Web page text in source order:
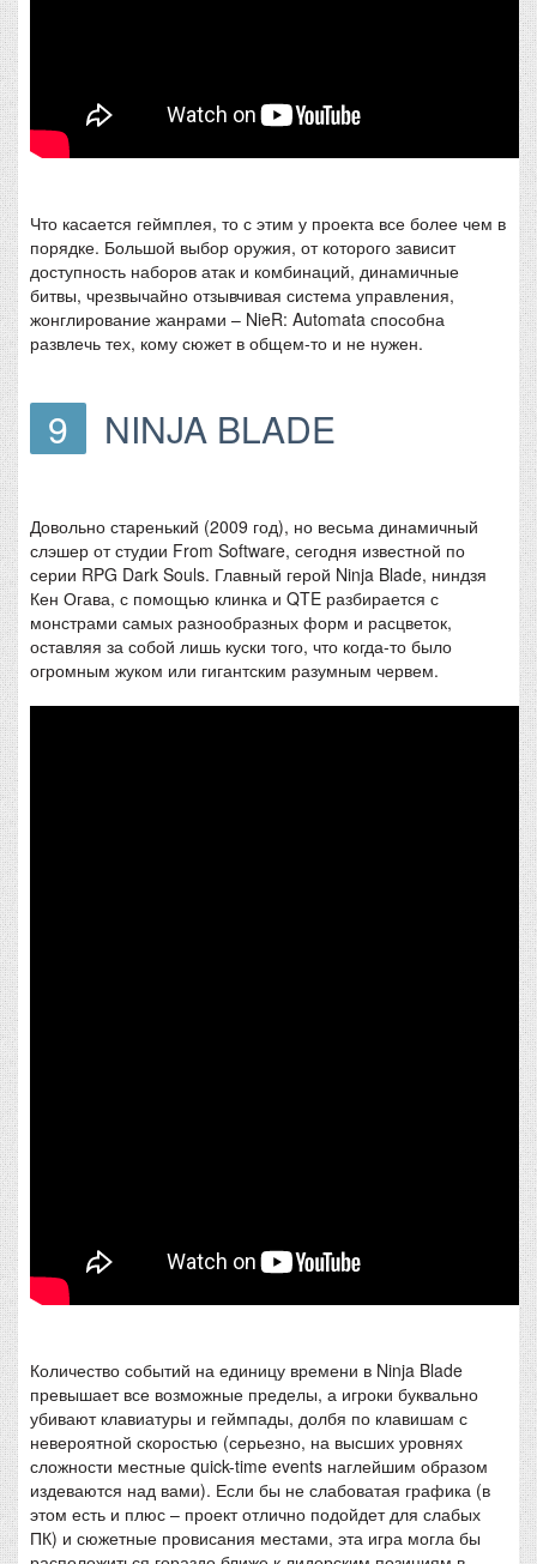
Что касается геймплея, то с этим у проекта все более чем в
порядке. Большой выбор оружия, от которого зависит
доступность наборов атак и комбинаций, динамичные
битвы, чрезвычайно отзывчивая система управления,
жонглирование жанрами – NieR: Automata способна
развлечь тех, кому сюжет в общем-то и не нужен.
9 NINJA BLADE
Довольно старенький (2009 год), но весьма динамичный
слэшер от студии From Software, сегодня известной по
серии RPG Dark Souls. Главный герой Ninja Blade, ниндзя
Кен Огава, с помощью клинка и QTE разбирается с
монстрами самых разнообразных форм и расцветок,
оставляя за собой лишь куски того, что когда-то было
огромным жуком или гигантским разумным червем.
Количество событий на единицу времени в Ninja Blade
превышает все возможные пределы, а игроки буквально
убивают клавиатуры и геймпады, долбя по клавишам с
невероятной скоростью (серьезно, на высших уровнях
сложности местные quick-time events наглейшим образом
издеваются над вами). Если бы не слабоватая графика (в
этом есть и плюс – проект отлично подойдет для слабых
ПК) и сюжетные провисания местами, эта игра могла бы